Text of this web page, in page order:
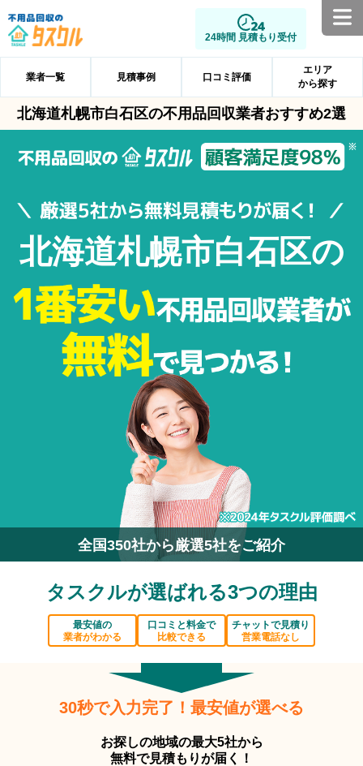
24時間 見積もり受付
業者一覧 見積事例 口コミ評価
エリア
から探す
北海道札幌市白石区の不用品回収業者おすすめ2選
北海道札幌市白石区の
全国350社から厳選5社をご紹介
タスクルが選ばれる3つの理由
最安値の
業者がわかる
口コミと料金で
比較できる
チャットで見積り
営業電話なし
30秒で入力完了！最安値が選べる
お探しの地域の最大5社から
無料で見積もりが届く！